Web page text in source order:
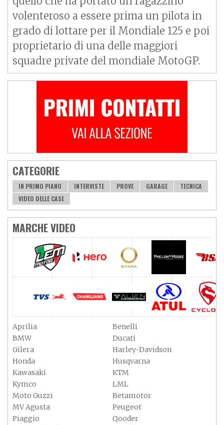
volenteroso a essere prima un pilota in
grado di lottare per il Mondiale 125 e poi
proprietario di una delle maggiori
squadre private del mondiale MotoGP.
CATEGORIE
IN PRIMO PIANO INTERVISTE PROVE GARAGE
TECNICA
VIDEO DELLE CASE
MARCHE VIDEO
Aprilia
Benelli
BMW
Ducati
Gilera
Harley-Davidson
Honda
Husqvarna
Kawasaki
KTM
Kymco
LML
Moto Guzzi
Betamotor
MV Agusta
Peugeot
Piaggio
Qooder